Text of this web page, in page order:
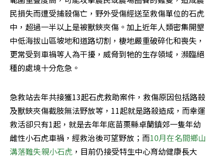
民損失而遭受捕殺傷亡，野外受傷經送至救傷單位的石虎
中，超過一半以上是被獸鋏夾傷。加上近年人類密集開墾
中低海拔山區坡地和道路切割，棲地嚴重破碎化和喪失，
更常受到車禍等人為干擾，威脅到牠的生存領域，瀕臨絕
種的處境十分危急。
急救站去年共接獲13起石虎救助案件，救傷原因包括路殺
及獸鋏夾傷截肢無法野放等，11起就是路殺造成，而幸運
救活卻只有1起，就是去年年底苗栗縣卓蘭鎮郊一隻年幼
雌性小石虎車禍，經救治後可望野放；而10月在名間鄉山
溝落難失親小石虎 ，目前仍接受特生中心育幼健康長大